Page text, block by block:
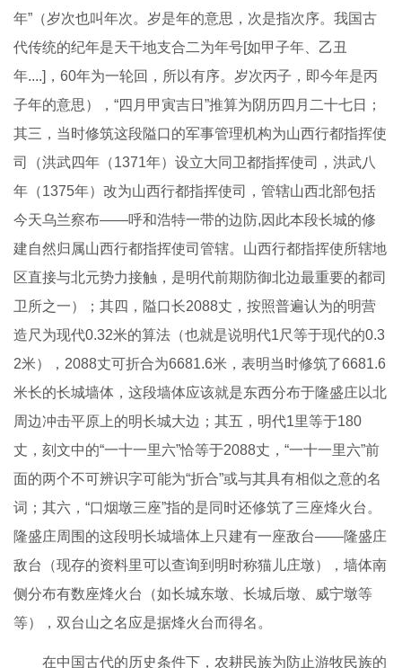
年”（岁次也叫年次。岁是年的意思，次是指次序。我国古
代传统的纪年是天干地支合二为年号[如甲子年、乙丑
年....]，60年为一轮回，所以有序。岁次丙子，即今年是丙
子年的意思），“四月甲寅吉日”推算为阴历四月二十七日；
其三，当时修筑这段隘口的军事管理机构为山西行都指挥使
司（洪武四年（1371年）设立大同卫都指挥使司，洪武八
年（1375年）改为山西行都指挥使司，管辖山西北部包括
今天乌兰察布——呼和浩特一带的边防,因此本段长城的修
建自然归属山西行都指挥使司管辖。山西行都指挥使所辖地
区直接与北元势力接触，是明代前期防御北边最重要的都司
卫所之一）；其四，隘口长2088丈，按照普遍认为的明营
造尺为现代0.32米的算法（也就是说明代1尺等于现代的0.3
2米），2088丈可折合为6681.6米，表明当时修筑了6681.6
米长的长城墙体，这段墙体应该就是东西分布于隆盛庄以北
周边冲击平原上的明长城大边；其五，明代1里等于180
丈，刻文中的“一十一里六”恰等于2088丈，“一十一里六”前
面的两个不可辨识字可能为“折合”或与其具有相似之意的名
词；其六，“口烟墩三座”指的是同时还修筑了三座烽火台。
隆盛庄周围的这段明长城墙体上只建有一座敌台——隆盛庄
敌台（现存的资料里可以查询到明时称猫儿庄墩），墙体南
侧分布有数座烽火台（如长城东墩、长城后墩、威宁墩等
等），双台山之名应是据烽火台而得名。
在中国古代的历史条件下，农耕民族为防止游牧民族的